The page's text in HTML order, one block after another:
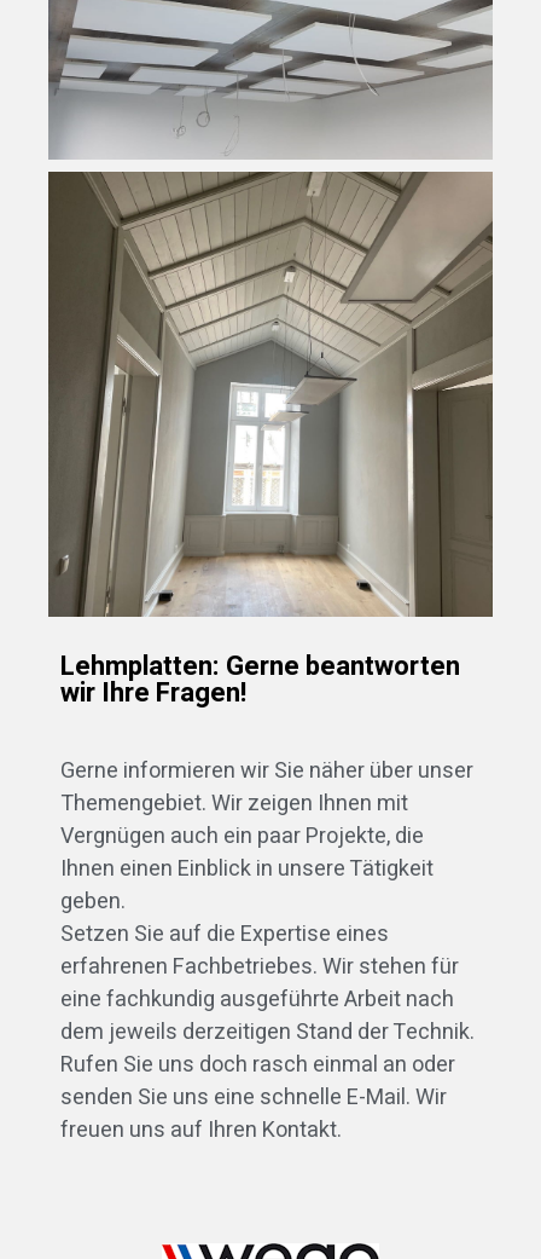
Lehmplatten: Gerne beantworten
wir Ihre Fragen!
Gerne informieren wir Sie näher über unser
Themengebiet. Wir zeigen Ihnen mit
Vergnügen auch ein paar Projekte, die
Ihnen einen Einblick in unsere Tätigkeit
geben.
Setzen Sie auf die Expertise eines
erfahrenen Fachbetriebes. Wir stehen für
eine fachkundig ausgeführte Arbeit nach
dem jeweils derzeitigen Stand der Technik.
Rufen Sie uns doch rasch einmal an oder
senden Sie uns eine schnelle E-Mail. Wir
freuen uns auf Ihren Kontakt.